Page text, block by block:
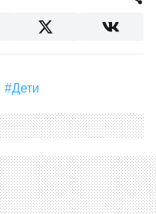
#дети